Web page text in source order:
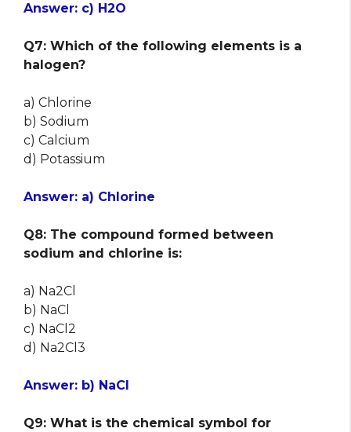
Answer: c) H2O
Q7: Which of the following elements is a
halogen?
a) Chlorine
b) Sodium
c) Calcium
d) Potassium
Answer: a) Chlorine
Q8: The compound formed between
sodium and chlorine is:
a) Na2Cl
b) NaCl
c) NaCl2
d) Na2Cl3
Answer: b) NaCl
Q9: What is the chemical symbol for